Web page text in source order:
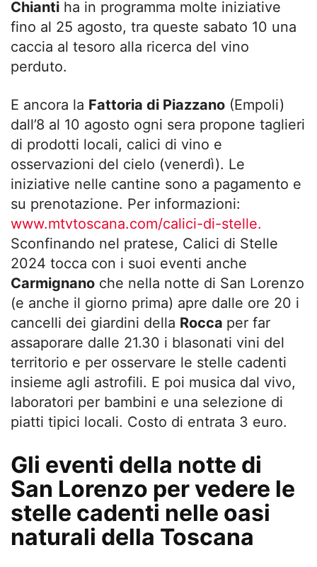
Chianti ha in programma molte iniziative
fino al 25 agosto, tra queste sabato 10 una
caccia al tesoro alla ricerca del vino
perduto.
E ancora la Fattoria di Piazzano (Empoli)
dall’8 al 10 agosto ogni sera propone taglieri
di prodotti locali, calici di vino e
osservazioni del cielo (venerdì). Le
iniziative nelle cantine sono a pagamento e
su prenotazione. Per informazioni:
www.mtvtoscana.com/calici-di-stelle.
Sconfinando nel pratese, Calici di Stelle
2024 tocca con i suoi eventi anche
Carmignano che nella notte di San Lorenzo
(e anche il giorno prima) apre dalle ore 20 i
cancelli dei giardini della Rocca per far
assaporare dalle 21.30 i blasonati vini del
territorio e per osservare le stelle cadenti
insieme agli astrofili. E poi musica dal vivo,
laboratori per bambini e una selezione di
piatti tipici locali. Costo di entrata 3 euro.
Gli eventi della notte di
San Lorenzo per vedere le
stelle cadenti nelle oasi
naturali della Toscana